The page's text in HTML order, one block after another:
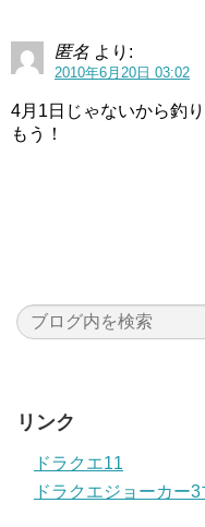
匿名 より:
2010年6月20日 03:02
4月1日じゃないから釣
もう！
リンク
ドラクエ11
ドラクエジョーカー